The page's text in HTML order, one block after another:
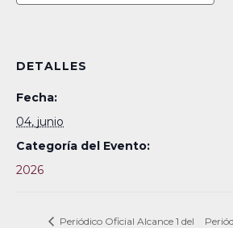
DETALLES
Fecha:
04, junio
Categoría del Evento:
2026
Periódico Oficial Alcance 1 del